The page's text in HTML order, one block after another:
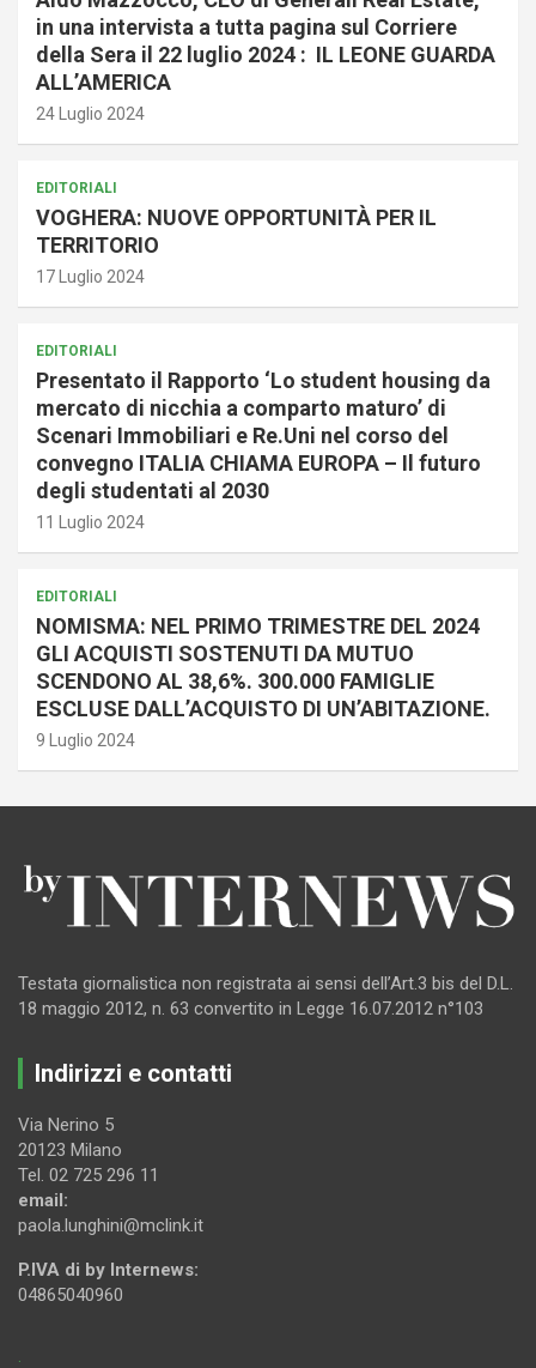
in una intervista a tutta pagina sul Corriere
della Sera il 22 luglio 2024 : IL LEONE GUARDA
ALL’AMERICA
24 Luglio 2024
EDITORIALI
VOGHERA: NUOVE OPPORTUNITÀ PER IL
TERRITORIO
17 Luglio 2024
EDITORIALI
Presentato il Rapporto ‘Lo student housing da
mercato di nicchia a comparto maturo’ di
Scenari Immobiliari e Re.Uni nel corso del
convegno ITALIA CHIAMA EUROPA – Il futuro
degli studentati al 2030
11 Luglio 2024
EDITORIALI
NOMISMA: NEL PRIMO TRIMESTRE DEL 2024
GLI ACQUISTI SOSTENUTI DA MUTUO
SCENDONO AL 38,6%. 300.000 FAMIGLIE
ESCLUSE DALL’ACQUISTO DI UN’ABITAZIONE.
9 Luglio 2024
Testata giornalistica non registrata ai sensi dell’Art.3 bis del D.L.
18 maggio 2012, n. 63 convertito in Legge 16.07.2012 n°103
Indirizzi e contatti
Via Nerino 5
20123 Milano
Tel. 02 725 296 11
email:
paola.lunghini@mclink.it
P.IVA di by Internews:
04865040960
.